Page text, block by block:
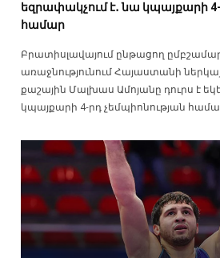
եզրափակչում է․ նա կպայքարի
համար
Բրատիսլավայում ընթացող
առաջնությունում Հայաստանի
քաշային Մալխաս Ամոյանը դուրս է
կպայքարի 4-րդ չեմպիոնության